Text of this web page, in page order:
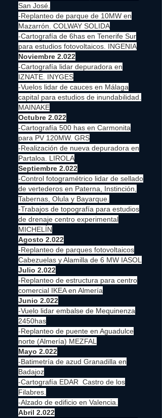
San José.
-Replanteo de parque de 10MW en
Mazarrón. COLWAY SOLIDA
-Cartografía de 6has en Tenerife Sur
para estudios fotovoltaicos. INGENIA
Noviembre 2.022
-Cartografía lidar depuradora en
IZNATE. INYGES
-Vuelos lidar de cauces en Málaga
capital para estudios de inundabilidad.
MAINAKE
Octubre 2.022
-Cartografía 500 has en Carmonita
para PV 120MW. GRS
-Realización de nueva depuradora en
Partaloa. LIROLA
Septiembre 2.022
-Control fotogramétrico lidar de sellado
de vertederos en Paterna, Instinción,
Tabernas, Olula y Bayarque.
-Trabajos de topografía para estudios
de drenaje centro experimental
MICHELÍN
Agosto 2.022
-Replanteo de parques fotovoltaicos
Cabezuelas y Alamilla de 6 MW IASOL
Julio 2.022
-Replanteo de estructura para centro
comercial IKEA en Almería
Junio 2.022
-Vuelo lidar embalse de Mequinenza
2450has
-Replanteo de puente en Aguadulce
norte (Almería) MEZFAL
Mayo 2.022
-Batimetría de azud Granadilla en
Badajoz
-Cartografía EDAR Castro de los
Filabres.
-Alzado de edificio en Valencia.
Abril 2.022